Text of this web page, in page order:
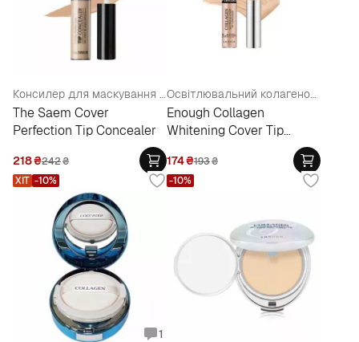
Консилер для маскування недоліків шкіри
The Saem Cover
Perfection Tip Concealer
218₴242₴
Освітлювальний колагеновий консилер
Enough Collagen
Whitening Cover Tip
174₴193₴
1
ХІТ -10% -10%